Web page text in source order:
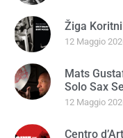
Žiga
12 Maggio
Mats
Solo Sax
12 Maggio
Centro